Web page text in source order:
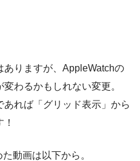
りますが、AppleWatchの
わるかもしれない変更。
れば「グリッド表示」から
動画は以下から。